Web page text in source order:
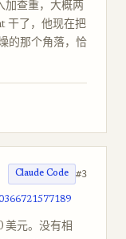
加查重，大概两
干了，他现在把
的那个角落，恰
Claude Code #3
美元。没有相